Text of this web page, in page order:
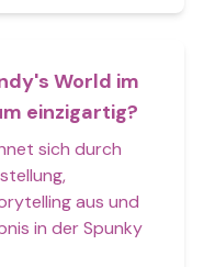
World im
einzigartig?
sich durch
aus und
in der Spunky